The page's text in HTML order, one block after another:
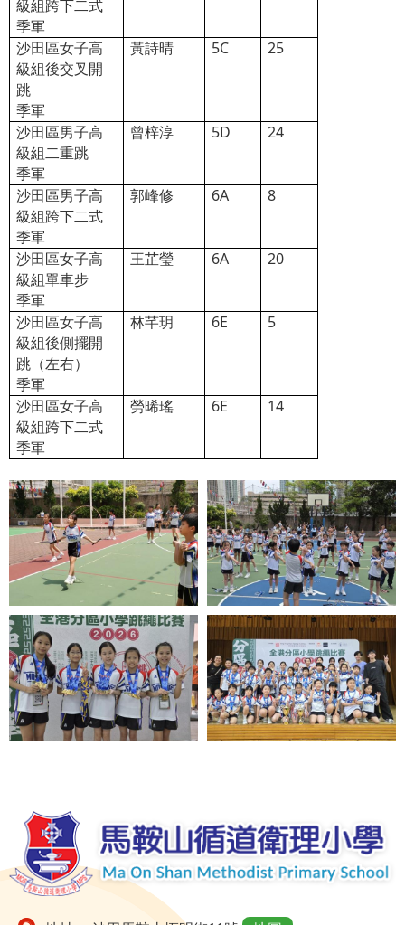
級組跨下二式
季軍
沙田區女子高
級組後交叉開
跳
季軍
黃詩晴 5C 25
沙田區男子高
級組二重跳
季軍
曾梓淳 5D 24
沙田區男子高
級組跨下二式
季軍
郭峰修 6A 8
沙田區女子高
級組單車步
季軍
王芷瑩 6A 20
沙田區女子高
級組後側擺開
跳（左右）
季軍
林芊玥 6E 5
沙田區女子高
級組跨下二式
季軍
勞晞瑤 6E 14